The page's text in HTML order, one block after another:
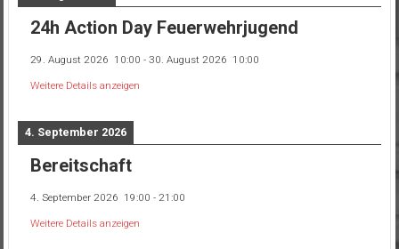
24h Action Day Feuerwehrjugend
29. August 2026 10:00 - 30. August 2026 10:00
Weitere Details anzeigen
4. September 2026
Bereitschaft
4. September 2026 19:00 - 21:00
Weitere Details anzeigen